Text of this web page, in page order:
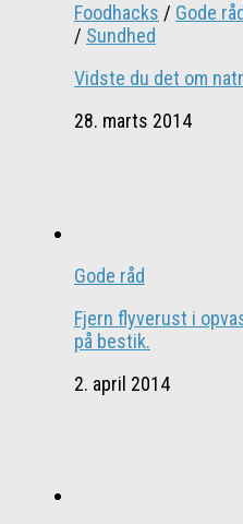
Foodhacks / Gode råd
/ Sundhed
Vidste du det om
28. marts 2014
Gode råd
Fjern flyverust i
på bestik.
2. april 2014